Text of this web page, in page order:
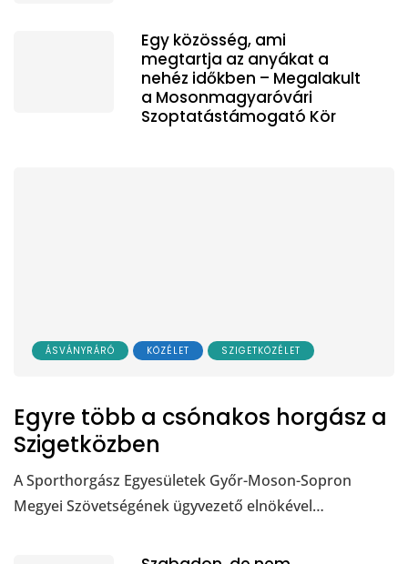
Egy közösség, ami
megtartja az anyákat a
nehéz időkben – Megalakult
a Mosonmagyaróvári
Szoptatástámogató Kör
ÁSVÁNYRÁRÓ KÖZÉLET SZIGETKÖZÉLET
Egyre több a csónakos horgász a
Szigetközben
A Sporthorgász Egyesületek Győr-Moson-Sopron
Megyei Szövetségének ügyvezető elnökével…